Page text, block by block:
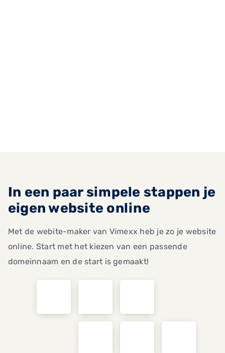
In een paar simpele stappen je
eigen website online
Met de webite-maker van Vimexx heb je zo je website
online. Start met het kiezen van een passende
domeinnaam en de start is gemaakt!